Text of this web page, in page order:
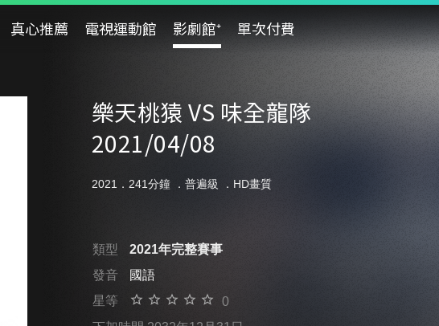
真心推薦 電視運動館 影劇館⁺ 單次付費
樂天桃猿 VS 味全龍隊
2021/04/08
2021．241分鐘 ． 普遍級 ．HD畫質
類型
2021年完整賽事
發音
國語
星等
0